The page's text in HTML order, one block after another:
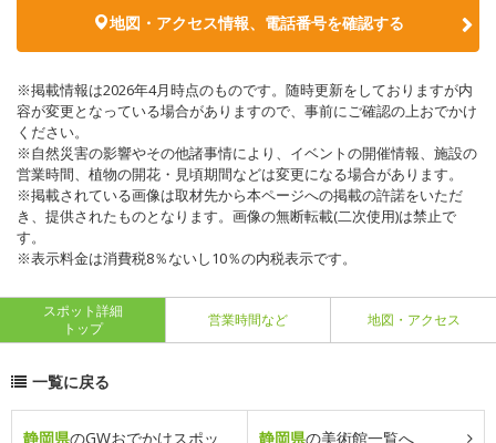
地図・アクセス情報、電話番号を確認する
※掲載情報は2026年4月時点のものです。随時更新をしておりますが内
容が変更となっている場合がありますので、事前にご確認の上おでかけ
ください。
※自然災害の影響やその他諸事情により、イベントの開催情報、施設の
営業時間、植物の開花・見頃期間などは変更になる場合があります。
※掲載されている画像は取材先から本ページへの掲載の許諾をいただ
き、提供されたものとなります。画像の無断転載(二次使用)は禁止で
す。
※表示料金は消費税8％ないし10％の内税表示です。
スポット詳細
トップ
営業時間など 地図・アクセス
一覧に戻る
静岡県のGWおでかけスポッ
静岡県の美術館一覧へ